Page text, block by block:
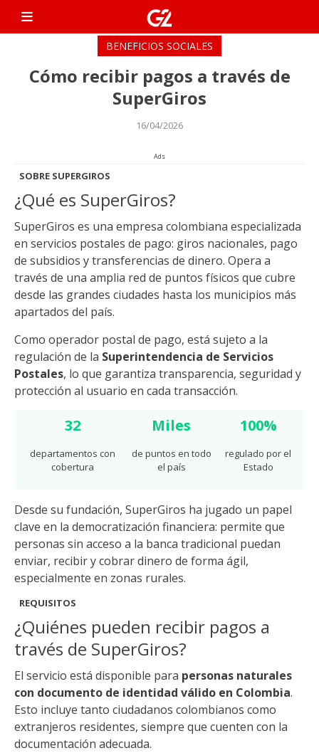
G2 Dicas
exclusivo de WhatsApp y
recibe toda la información
más reciente sobre los
bonos y programas 820
2025. Después de unirte,
BENEFICIOS SOCIALES
Cómo recibir pagos a través de
SuperGiros
16/04/2026
Ads
SOBRE SUPERGIROS
¿Qué es SuperGiros?
SuperGiros es una empresa colombiana especializada
en servicios postales de pago: giros nacionales, pago
de subsidios y transferencias de dinero. Opera a
través de una amplia red de puntos físicos que cubre
desde las grandes ciudades hasta los municipios más
apartados del país.
Como operador postal de pago, está sujeto a la
regulación de la Superintendencia de Servicios
Postales, lo que garantiza transparencia, seguridad y
protección al usuario en cada transacción.
32
departamentos con
cobertura
Miles
de puntos en todo
el país
100%
regulado por el
Estado
Desde su fundación, SuperGiros ha jugado un papel
clave en la democratización financiera: permite que
personas sin acceso a la banca tradicional puedan
enviar, recibir y cobrar dinero de forma ágil,
especialmente en zonas rurales.
REQUISITOS
¿Quiénes pueden recibir pagos a
través de SuperGiros?
El servicio está disponible para personas naturales
con documento de identidad válido en Colombia.
Esto incluye tanto ciudadanos colombianos como
extranjeros residentes, siempre que cuenten con la
documentación adecuada.